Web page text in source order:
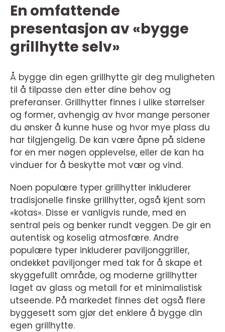
En omfattende
presentasjon av «bygge
grillhytte selv»
Å bygge din egen grillhytte gir deg muligheten
til å tilpasse den etter dine behov og
preferanser. Grillhytter finnes i ulike størrelser
og former, avhengig av hvor mange personer
du ønsker å kunne huse og hvor mye plass du
har tilgjengelig. De kan være åpne på sidene
for en mer nøgen opplevelse, eller de kan ha
vinduer for å beskytte mot vær og vind.
Noen populære typer grillhytter inkluderer
tradisjonelle finske grillhytter, også kjent som
«kotas». Disse er vanligvis runde, med en
sentral peis og benker rundt veggen. De gir en
autentisk og koselig atmosfære. Andre
populære typer inkluderer paviljonggriller,
ondekket paviljonger med tak for å skape et
skyggefullt område, og moderne grillhytter
laget av glass og metall for et minimalistisk
utseende. På markedet finnes det også flere
byggesett som gjør det enklere å bygge din
egen grillhytte.